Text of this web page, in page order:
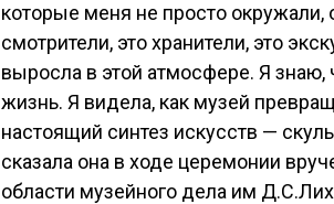
которые меня не просто окружали,
смотрители, это хранители, это
выросла в этой атмосфере. Я знаю,
жизнь. Я видела, как музей
настоящий синтез искусств —
сказала она в ходе церемонии
области музейного дела им